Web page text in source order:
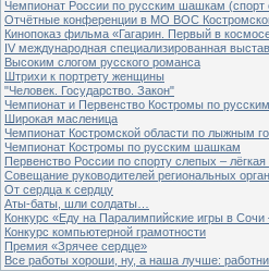
Чемпионат России по русским шашкам (спорт
Отчётные конференции в МО ВОС
Кинопоказ фильма «Гагарин. Первый в
IV международная специализированная
Высоким слогом русского романса
Штрихи к портрету женщины
"Человек. Государство. Закон"
Чемпионат и Первенство Костромы по
Широкая масленица
Чемпионат Костромской области по лыжным
Чемпионат Костромы по русским шашкам
Первенство России по спорту слепых – лёгкая
Совещание руководителей региональных
От сердца к сердцу
Аты-баты, шли солдаты…
Конкурс «Еду на Паралимпийские игры в Сочи
Конкурс компьютерной грамотности
Премия «Зрячее сердце»
Все работы хороши, ну, а наша лучше: